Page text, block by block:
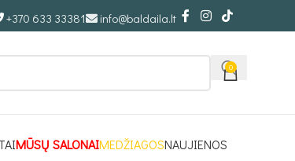
+370 633 33381 info@baldaila.lt
0
MŪSŲ SALONAIMEDŽIAGOSNAUJIENOS